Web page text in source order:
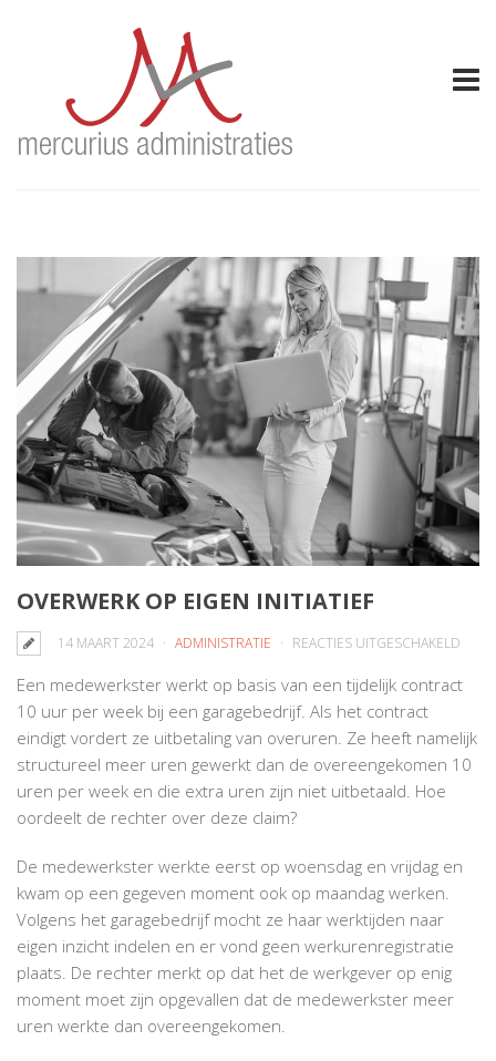
OVERWERK OP EIGEN INITIATIEF
14 MAART 2024 ADMINISTRATIE REACTIES UITGESCHAKELD
OP
Een medewerkster werkt op basis van een tijdelijk contract
10 uur per week bij een garagebedrijf. Als het contract
eindigt vordert ze uitbetaling van overuren. Ze heeft namelijk
structureel meer uren gewerkt dan de overeengekomen 10
uren per week en die extra uren zijn niet uitbetaald. Hoe
oordeelt de rechter over deze claim?
De medewerkster werkte eerst op woensdag en vrijdag en
kwam op een gegeven moment ook op maandag werken.
Volgens het garagebedrijf mocht ze haar werktijden naar
eigen inzicht indelen en er vond geen werkurenregistratie
plaats. De rechter merkt op dat het de werkgever op enig
moment moet zijn opgevallen dat de medewerkster meer
uren werkte dan overeengekomen.